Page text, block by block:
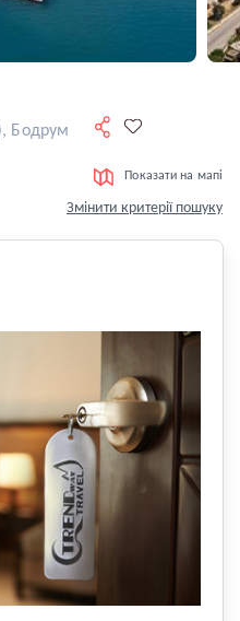
Бодрум
Показати на мапі
Змінити критерії пошуку